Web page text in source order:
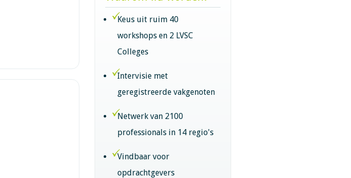
Keus uit ruim 40
workshops en 2 LVSC
Colleges
Intervisie met
geregistreerde vakgenoten
Netwerk van 2100
professionals in 14 regio's
Vindbaar voor
opdrachtgevers